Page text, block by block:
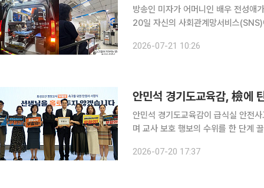
방송인 미자가 어머니인 배우 전성애가
20일 자신의 사회관계망서비스
만 어머니가 머리를 감다가 뒤로 미끄
2026-07-21 10:26
안민석 경기도교육감이 급식실 안전
며 교사 보호 행보의 수위를 한 단계 끌어올렸다. 제헌절 교사집회 참석, 서
2026-07-20 17:37